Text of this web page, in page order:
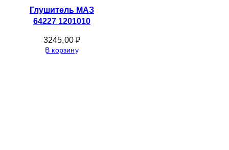
Глушитель МАЗ
64227 1201010
3245,00₽
В корзину